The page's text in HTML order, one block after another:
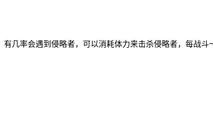
有几率会遇到侵略者，可以消耗体力来击杀侵略者，每战